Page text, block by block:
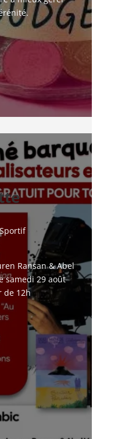
Ransan & Abel
samedi 29 août
de 12h